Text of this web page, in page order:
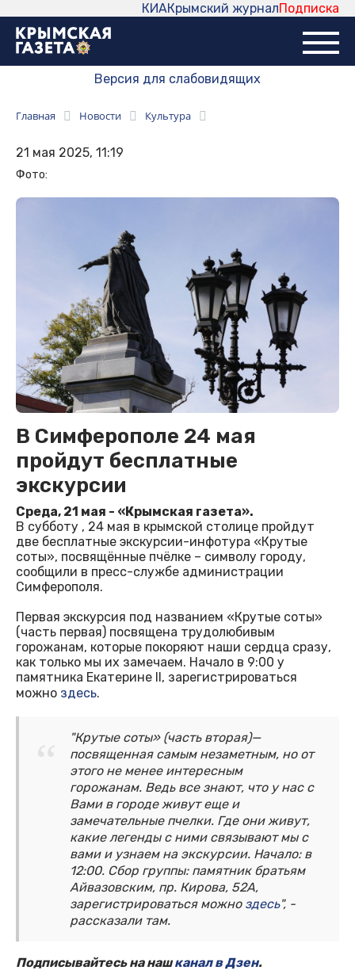
Подписка
Крымский журнал
КИА
Версия для слабовидящих
Главная Новости Культура
21 мая 2025, 11:19
Фото:
В Симферополе 24 мая
пройдут бесплатные
экскурсии
Среда, 21 мая - «Крымская газета».
В субботу , 24 мая в крымской столице пройдут
две бесплатные экскурсии-инфотура «Крутые
соты», посвящённые пчёлке – символу городу,
сообщили в пресс-службе администрации
Симферополя.
Первая экскурсия под названием «Крутые соты»
(часть первая) посвящена трудолюбивым
горожанам, которые покоряют наши сердца сразу,
как только мы их замечаем. Начало в 9:00 у
памятника Екатерине II, зарегистрироваться
можно здесь.
"Крутые соты» (часть вторая)—
посвященная самым незаметным, но от
этого не менее интересным
горожанам. Ведь все знают, что у нас с
Вами в городе живут еще и
замечательные пчелки. Где они живут,
какие легенды с ними связывают мы с
вами и узнаем на экскурсии. Начало: в
12:00. Сбор группы: памятник братьям
Айвазовским, пр. Кирова, 52А,
зарегистрироваться можно здесь", -
рассказали там.
Подписывайтесь на нашканал в Дзен.